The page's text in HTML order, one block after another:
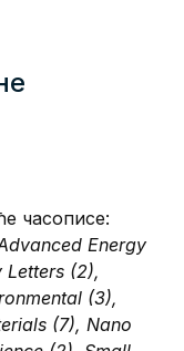
часописе:
Energy
Letters (2),
(3),
(7), Nano